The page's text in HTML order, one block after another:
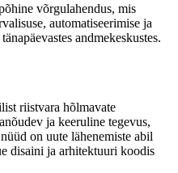
võrgulahendus, mis
automatiseerimise ja
andmekeskustes.
riistvara hõlmavate
ja keeruline tegevus,
on uute lähenemiste abil
disaini ja arhitektuuri koodis